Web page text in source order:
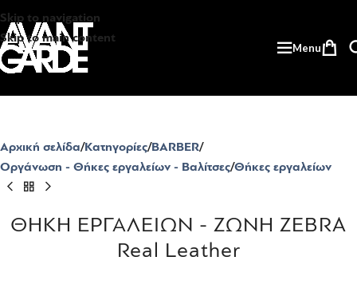
Skip to navigation
Skip to main content
Menu
Αρχική σελίδα Κατηγορίες BARBER
Οργάνωση - Θήκες εργαλείων - Βαλίτσες Θήκες εργαλείων
ΘΗΚΗ ΕΡΓΑΛΕΙΩΝ - ΖΩΝΗ ZEBRA
Real Leather